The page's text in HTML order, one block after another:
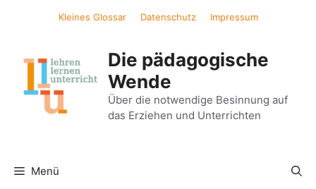
Kleines Glossar Datenschutz Impressum
Die pädagogische
Wende
Über die notwendige Besinnung auf
das Erziehen und Unterrichten
Menü